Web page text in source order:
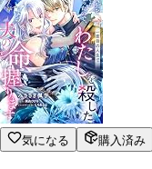
気になる 購入済み